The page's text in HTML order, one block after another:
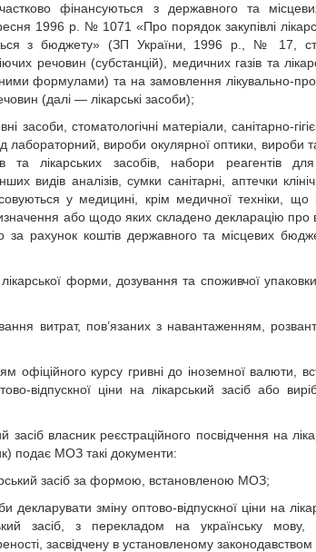
фінансуються з державного та
1996 р. № 1071 «Про порядок закупівлі
з бюджету» (ЗП України, 1996 р., № 17,
речовин (субстанцій), медичних газів та
формулами) та на замовлення лікувально-
(далі — лікарські засоби);
стоматологічні матеріали, санітарно-
вироби окулярної оптики, вироби
та лікарських засобів, набори реагентів
видів аналізів, сумки санітарні, аптечки
у медицині, крім медичної техніки, що
або щодо яких складено декларацію про
за рахунок коштів державного та місцевих
форми, дозування та споживчої упаковки
витрат, пов’язаних з навантаженням,
офіційного курсу гривні до іноземної валюти,
відпускної ціни на лікарський засіб або
власник реєстраційного посвідчення на
подає МОЗ такі документи:
засіб за формою, встановленою МОЗ;
зміну оптово-відпускної ціни на
засіб, з перекладом на українську мову,
засвідчену в установленому законодавством